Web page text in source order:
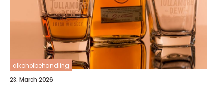
alkoholbehandling
23. March 2026